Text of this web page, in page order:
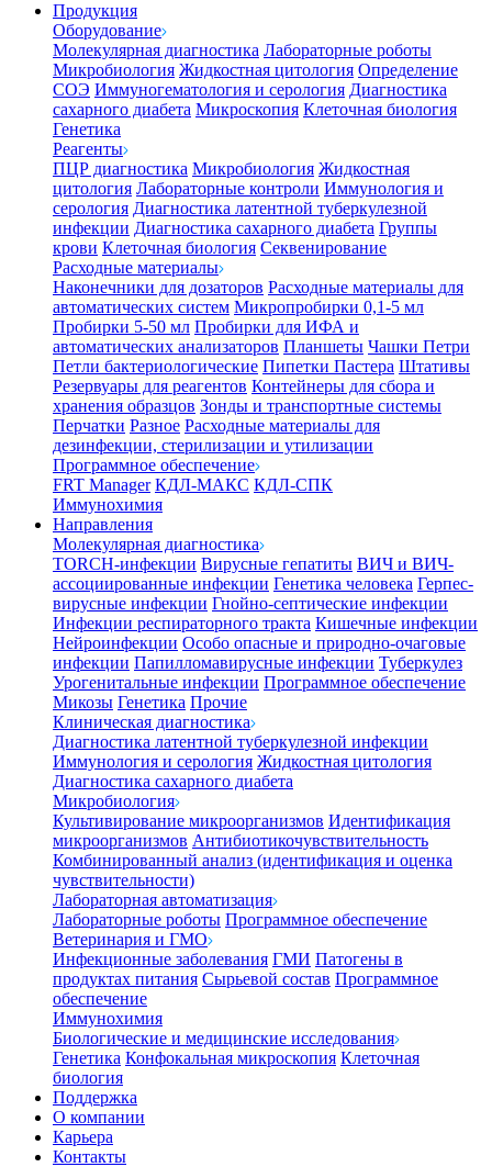
Продукция
Оборудование
Молекулярная диагностика Лабораторные роботы
Микробиология Жидкостная цитология Определение
СОЭ Иммуногематология и серология Диагностика
сахарного диабета Микроскопия Клеточная биология
Генетика
Реагенты
ПЦР диагностика Микробиология Жидкостная
цитология Лабораторные контроли Иммунология и
серология Диагностика латентной туберкулезной
инфекции Диагностика сахарного диабета Группы
крови Клеточная биология Секвенирование
Расходные материалы
Наконечники для дозаторов Расходные материалы для
автоматических систем Микропробирки 0,1-5 мл
Пробирки 5-50 мл Пробирки для ИФА и
автоматических анализаторов Планшеты Чашки Петри
Петли бактериологические Пипетки Пастера Штативы
Резервуары для реагентов Контейнеры для сбора и
хранения образцов Зонды и транспортные системы
Перчатки Разное Расходные материалы для
дезинфекции, стерилизации и утилизации
Программное обеспечение
FRT Manager КДЛ-МАКС КДЛ-СПК
Иммунохимия
Направления
Молекулярная диагностика
TORCH-инфекции Вирусные гепатиты ВИЧ и ВИЧ-
ассоциированные инфекции Генетика человека Герпес-
вирусные инфекции Гнойно-септические инфекции
Инфекции респираторного тракта Кишечные инфекции
Нейроинфекции Особо опасные и природно-очаговые
инфекции Папилломавирусные инфекции Туберкулез
Урогенитальные инфекции Программное обеспечение
Микозы Генетика Прочие
Клиническая диагностика
Диагностика латентной туберкулезной инфекции
Иммунология и серология Жидкостная цитология
Диагностика сахарного диабета
Микробиология
Культивирование микроорганизмов Идентификация
микроорганизмов Антибиотикочувствительность
Комбинированный анализ (идентификация и оценка
чувствительности)
Лабораторная автоматизация
Лабораторные роботы Программное обеспечение
Ветеринария и ГМО
Инфекционные заболевания ГМИ Патогены в
продуктах питания Сырьевой состав Программное
обеспечение
Иммунохимия
Биологические и медицинские исследования
Генетика Конфокальная микроскопия Клеточная
биология
Поддержка
О компании
Карьера
Контакты